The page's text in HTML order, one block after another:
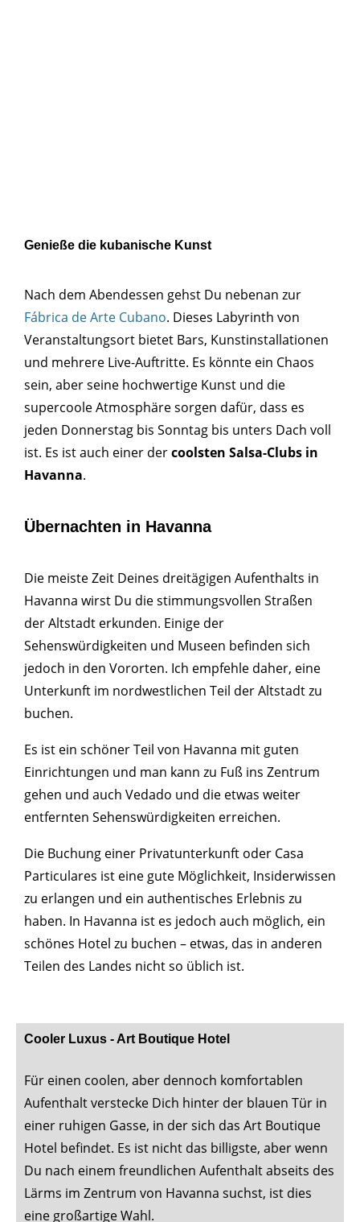
Genieße die kubanische Kunst
Nach dem Abendessen gehst Du nebenan zur
Fábrica de Arte Cubano. Dieses Labyrinth von
Veranstaltungsort bietet Bars, Kunstinstallationen
und mehrere Live-Auftritte. Es könnte ein Chaos
sein, aber seine hochwertige Kunst und die
supercoole Atmosphäre sorgen dafür, dass es
jeden Donnerstag bis Sonntag bis unters Dach voll
ist. Es ist auch einer dercoolsten Salsa-Clubs in
Havanna.
Übernachten in Havanna
Die meiste Zeit Deines dreitägigen Aufenthalts in
Havanna wirst Du die stimmungsvollen Straßen
der Altstadt erkunden. Einige der
Sehenswürdigkeiten und Museen befinden sich
jedoch in den Vororten. Ich empfehle daher, eine
Unterkunft im nordwestlichen Teil der Altstadt zu
buchen.
Es ist ein schöner Teil von Havanna mit guten
Einrichtungen und man kann zu Fuß ins Zentrum
gehen und auch Vedado und die etwas weiter
entfernten Sehenswürdigkeiten erreichen.
Die Buchung einer Privatunterkunft oder Casa
Particulares ist eine gute Möglichkeit, Insiderwissen
zu erlangen und ein authentisches Erlebnis zu
haben. In Havanna ist es jedoch auch möglich, ein
schönes Hotel zu buchen – etwas, das in anderen
Teilen des Landes nicht so üblich ist.
Cooler Luxus - Art Boutique Hotel
Für einen coolen, aber dennoch komfortablen
Aufenthalt verstecke Dich hinter der blauen Tür in
einer ruhigen Gasse, in der sich das Art Boutique
Hotel befindet. Es ist nicht das billigste, aber wenn
Du nach einem freundlichen Aufenthalt abseits des
Lärms im Zentrum von Havanna suchst, ist dies
eine großartige Wahl.